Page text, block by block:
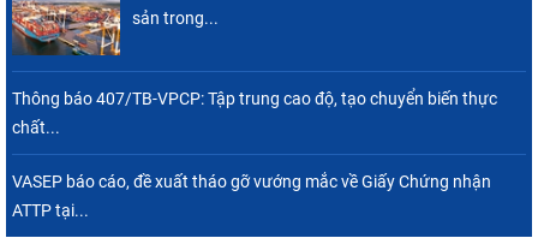
sản trong...
Thông báo 407/TB-VPCP: Tập trung cao độ, tạo chuyển biến thực
chất...
VASEP báo cáo, đề xuất tháo gỡ vướng mắc về Giấy Chứng nhận
ATTP tại...